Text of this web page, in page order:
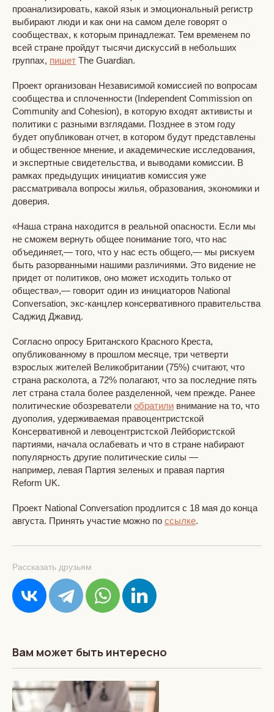
проанализировать, какой язык и эмоциональный регистр
выбирают люди и как они на самом деле говорят о
сообществах, к которым принадлежат. Тем временем по
всей стране пройдут тысячи дискуссий в небольших
группах, пишет The Guardian.
Проект организован Независимой комиссией по вопросам
сообщества и сплоченности (Independent Commission on
Community and Cohesion), в которую входят активисты и
политики с разными взглядами. Позднее в этом году
будет опубликован отчет, в котором будут представлены
и общественное мнение, и академические исследования,
и экспертные свидетельства, и выводами комиссии. В
рамках предыдущих инициатив комиссия уже
рассматривала вопросы жилья, образования, экономики и
доверия.
«Наша страна находится в реальной опасности. Если мы
не сможем вернуть общее понимание того, что нас
объединяет,— того, что у нас есть общего,— мы рискуем
быть разорванными нашими различиями. Это видение не
придет от политиков, оно может исходить только от
общества»,— говорит один из инициаторов National
Conversation, экс-канцлер консервативного правительства
Саджид Джавид.
Согласно опросу Британского Красного Креста,
опубликованному в прошлом месяце, три четверти
взрослых жителей Великобритании (75%) считают, что
страна расколота, а 72% полагают, что за последние пять
лет страна стала более разделенной, чем прежде. Ранее
политические обозреватели обратили внимание на то, что
дуополия, удерживаемая правоцентристской
Консервативной и левоцентристской Лейбористской
партиями, начала ослабевать и что в стране набирают
популярность другие политические силы —
например, левая Партия зеленых и правая партия
Reform UK.
Проект National Conversation продлится с 18 мая до конца
августа. Принять участие можно по ссылке.
Рассказать друзьям
Вам может быть интересно